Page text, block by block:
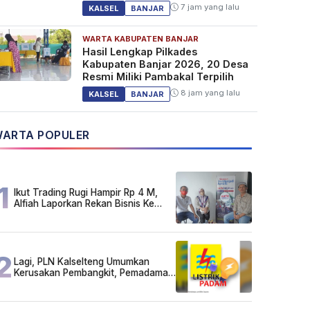
KALSEL BANJAR 7 jam yang lalu
WARTA KABUPATEN BANJAR
Hasil Lengkap Pilkades
Kabupaten Banjar 2026, 20 Desa
Resmi Miliki Pambakal Terpilih
KALSEL BANJAR 8 jam yang lalu
POPULER
Ikut Trading Rugi Hampir Rp 4 M,
Alfiah Laporkan Rekan Bisnis Ke
Lagi, PLN Kalselteng Umumkan
Kerusakan Pembangkit, Pemadaman